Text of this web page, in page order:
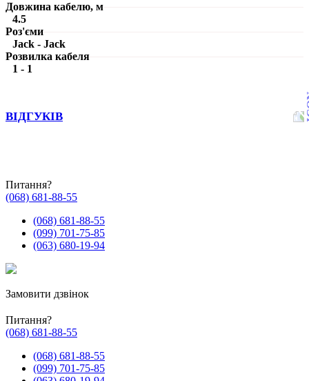
Довжина кабелю, м
4.5
Роз'єми
Jack - Jack
Розвилка кабеля
1 - 1
ВІДГУКІВ
Питання?
(068) 681-88-55
(068) 681-88-55
(099) 701-75-85
(063) 680-19-94
Замовити дзвінок
Питання?
(068) 681-88-55
(068) 681-88-55
(099) 701-75-85